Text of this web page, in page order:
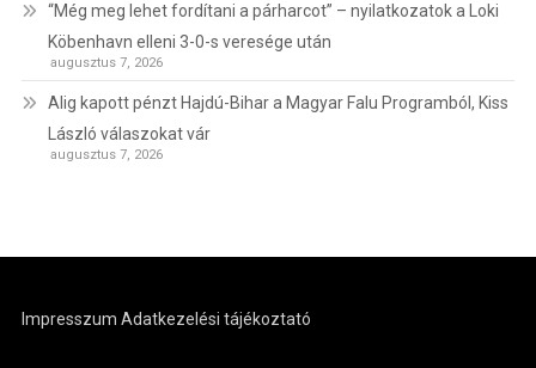
“Még meg lehet fordítani a párharcot” – nyilatkozatok a Loki
Köbenhavn elleni 3-0-s veresége után
augusztus 7, 2026
Alig kapott pénzt Hajdú-Bihar a Magyar Falu Programból, Kiss
László válaszokat vár
augusztus 7, 2026
Impresszum Adatkezelési tájékoztató